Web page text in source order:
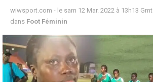
wiwsport.com - le sam 12 Mar. 2022 à 13h13 Gmt
dans Foot Féminin